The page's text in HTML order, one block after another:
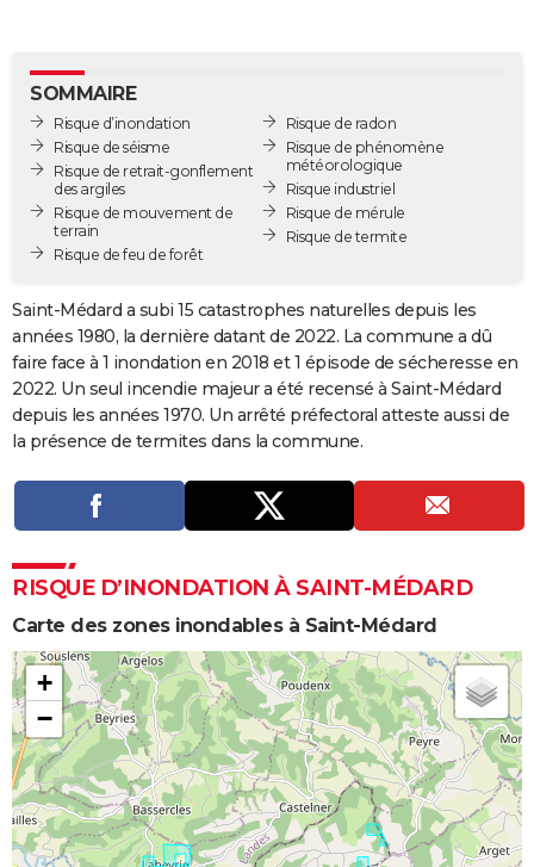
GUIDES D'ACHAT
BONS PLANS
CARTE DE VOEUX
Carte de Noël
Carte Bonne année
Carte Saint-Valentin
Carte Pâques
Carte d'anniversaire
DICTIONNAIRE
Dictionnaire
Biographies
Citations
Expressions
Proverbes
COPAINS D'AVANT
S'inscrire
Se connecter
Lycées
Collèges
Primaires
Universités
Entreprises
Service militaire
Avis de recherche
AVIS DE DÉCÈS
FORUM
SOMMAIRE
Risque d’inondation
Risque de séisme
Risque de retrait-gonflement
des argiles
Risque de mouvement de
terrain
Risque de feu de forêt
Risque de radon
Risque de phénomène
météorologique
Risque industriel
Risque de mérule
Risque de termite
Saint-Médard a subi 15 catastrophes naturelles depuis les
années 1980, la dernière datant de 2022. La commune a dû
faire face à 1 inondation en 2018 et 1 épisode de sécheresse en
2022. Un seul incendie majeur a été recensé à Saint-Médard
depuis les années 1970. Un arrêté préfectoral atteste aussi de
la présence de termites dans la commune.
RISQUE D’INONDATION À SAINT-MÉDARD
Carte des zones inondables à Saint-Médard
+
−